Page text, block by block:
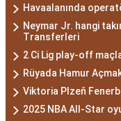
Havaalanında
Neymar Jr. hangi
Transferleri
2 Ci Lig play-off
Rüyada Hamur
Viktoria Plzeň
2025 NBA All-Star